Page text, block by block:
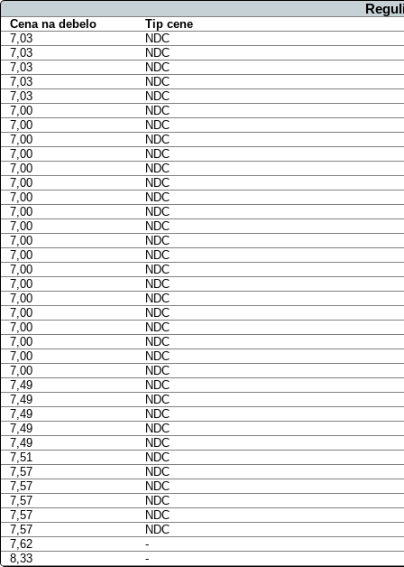
Cena na debelo
Tip cene
7,03
NDC
7,03
NDC
7,03
NDC
7,03
NDC
7,03
NDC
7,00
NDC
7,00
NDC
7,00
NDC
7,00
NDC
7,00
NDC
7,00
NDC
7,00
NDC
7,00
NDC
7,00
NDC
7,00
NDC
7,00
NDC
7,00
NDC
7,00
NDC
7,00
NDC
7,00
NDC
7,00
NDC
7,00
NDC
7,00
NDC
7,00
NDC
7,49
NDC
7,49
NDC
7,49
NDC
7,49
NDC
7,49
NDC
7,51
NDC
7,57
NDC
7,57
NDC
7,57
NDC
7,57
NDC
7,57
NDC
7,62
-
8,33
-